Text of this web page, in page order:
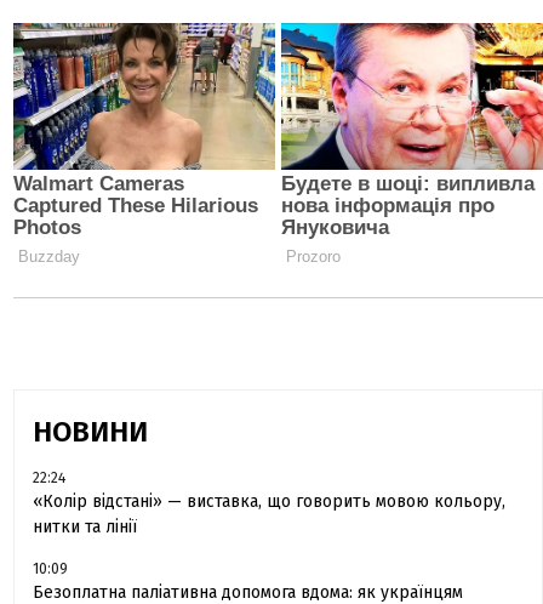
НОВИНИ
22:24
«Колір відстані» — виставка, що говорить мовою кольору,
нитки та лінії
10:09
Безоплатна паліативна допомога вдома: як українцям